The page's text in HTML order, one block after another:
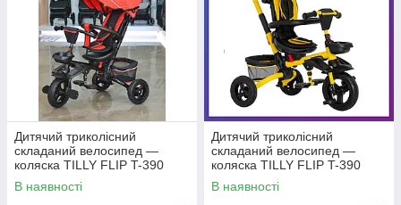
Дитячий триколісний
складаний велосипед —
коляска TILLY FLIP T-390
червоний з батьківською
ручкою
В наявності
Дитячий триколісний
складаний велосипед —
коляска TILLY FLIP T-390
жовтий з батьківською ручкою
В наявності